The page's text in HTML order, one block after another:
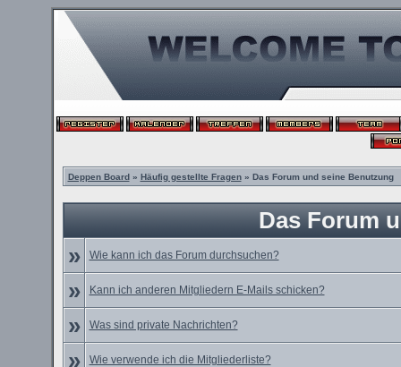
Deppen Board» Häufig gestellte Fragen» Das Forum und seine Benutzung
Das Forum
»
Wie kann ich das Forum durchsuchen?
» Kann ich anderen Mitgliedern E-Mails schicken?
» Was sind private Nachrichten?
» Wie verwende ich die Mitgliederliste?